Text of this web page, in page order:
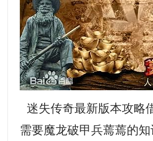
迷失传奇最新版本攻略
需要魔龙破甲兵蔫蔫的